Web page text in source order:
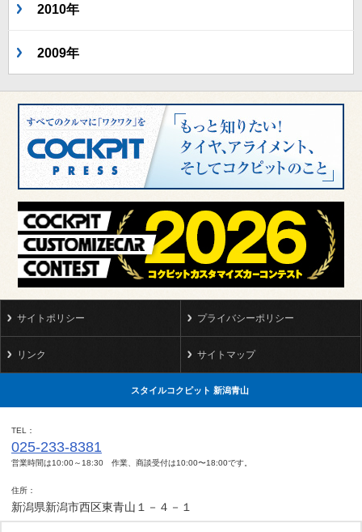
2010年
2009年
サイトポリシー プライバシーポリシー
リンク サイトマップ
スタイルコクピット 新潟青山
TEL
025-233-8381
営業時間は10:00～18:30 作業、商談受付は10:00〜18:00です。
住所
新潟県新潟市西区東青山１－４－１